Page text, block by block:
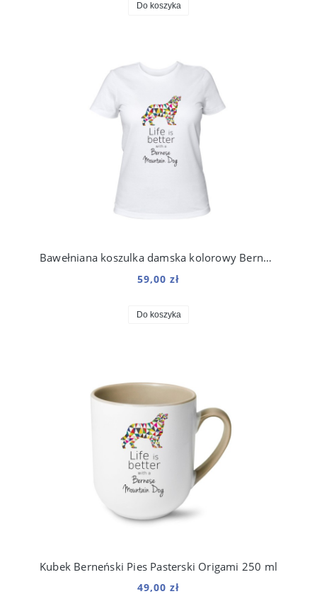
Do koszyka
Bawełniana koszulka damska kolorowy Berneński Pies Pasterski
59,00 zł
Do koszyka
Kubek Berneński Pies Pasterski Origami 250 ml
49,00 zł